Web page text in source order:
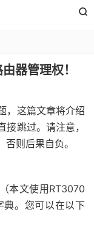

器管理权！
，这篇文章将介绍
跳过。请注意，
则后果自负。
本文使用RT3070
。您可以在以下